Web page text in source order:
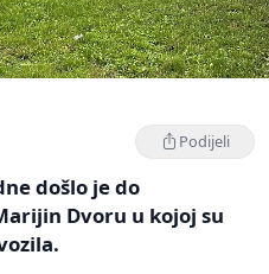
Podijeli
došlo je do
Dvoru u kojoj su